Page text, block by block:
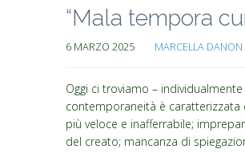
“Mala tempora
6 MARZO 2025 MARCELLA DANON
Oggi ci troviamo –
contemporaneità è caratterizzata
più veloce e inafferrabile;
del creato; mancanza di